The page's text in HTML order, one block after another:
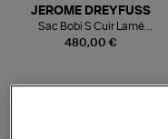
480,00 €
JEROME DREYFUSS
Sac Bobi S Cuir Lamé
Champagne